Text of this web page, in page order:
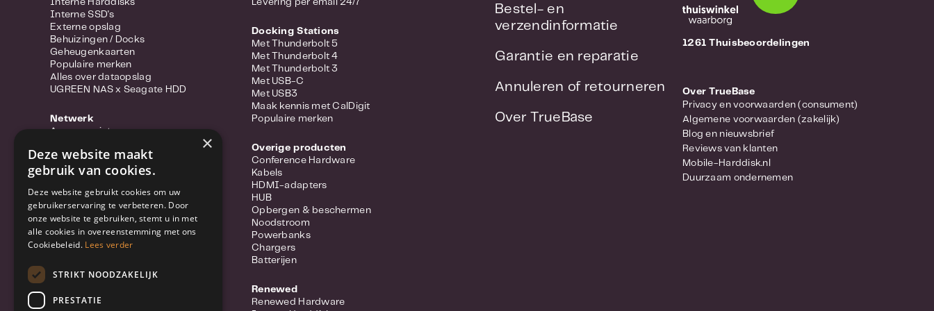
Interne Harddisks
Interne SSD's
Externe opslag
Behuizingen / Docks
Geheugenkaarten
Populaire merken
Alles over dataopslag
UGREEN NAS x Seagate HDD
Netwerk
Access points
Power-over-ethernet
Range extenders
Converter
Switches
Wifi-adapters
Netwerkkabels
Netwerk accessoires
Beveiliging
Levering per email 24/7
Docking Stations
Met Thunderbolt 5
Met Thunderbolt 4
Met Thunderbolt 3
Met USB-C
Met USB3
Maak kennis met CalDigit
Populaire merken
Overige producten
Conference Hardware
Kabels
HDMI-adapters
HUB
Opbergen & beschermen
Noodstroom
Powerbanks
Chargers
Batterijen
Renewed
Renewed Hardware
Bestel- en
verzendinformatie
Garantie en reparatie
Annuleren of retourneren
Over TrueBase
1261 Thuisbeoordelingen
Over TrueBase
Privacy en voorwaarden (consument)
Algemene voorwaarden (zakelijk)
Blog en nieuwsbrief
Reviews van klanten
Mobile-Harddisk.nl
Duurzaam ondernemen
×
Deze website maakt
gebruik van cookies.
Deze website gebruikt cookies om uw
gebruikerservaring te verbeteren. Door
onze website te gebruiken, stemt u in met
alle cookies in overeenstemming met ons
Cookiebeleid. Lees verder
STRIKT NOODZAKELIJK
PRESTATIE